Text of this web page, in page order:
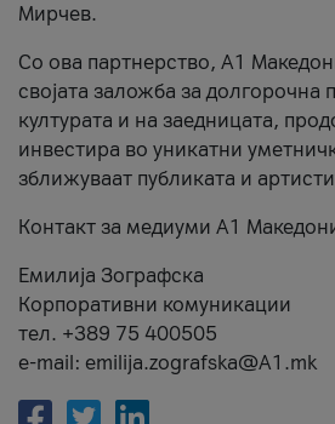
Мирчев.
Со ова партнерство, A1
својата заложба за долгорочна
културата и на заедницата,
инвестира во уникатни
зближуваат публиката и
Контакт за медиуми А1
Емилија Зографска
Корпоративни комуникации
тел. +389 75 400505
e-mail: emilija.zografska@A1.mk